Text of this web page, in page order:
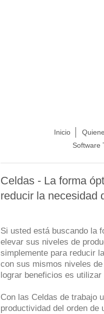
Inicio
Software
Celdas - La forma
reducir la necesidad
Si usted está buscando la
elevar sus niveles de
simplemente para reducir
con sus mismos niveles
lograr beneficios es
Con las Celdas de trabajo
productividad del orden de